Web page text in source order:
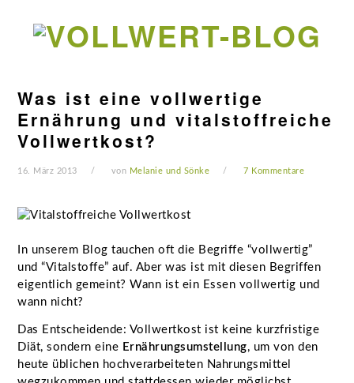
Hauptnavigation
Seitenspalte
Fußzeile
Was ist eine vollwertige
Ernährung und vitalstoffreiche
Vollwertkost?
16. März 2013 von Melanie und Sönke 7 Kommentare
In unserem Blog tauchen oft die Begriffe “vollwertig”
und “Vitalstoffe” auf. Aber was ist mit diesen Begriffen
eigentlich gemeint? Wann ist ein Essen vollwertig und
wann nicht?
Das Entscheidende: Vollwertkost ist keine kurzfristige
Diät, sondern eine Ernährungsumstellung, um von den
heute üblichen hochverarbeiteten Nahrungsmittel